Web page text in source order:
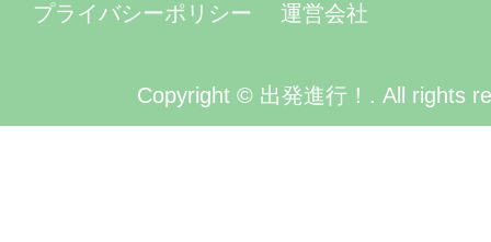
プライバシーポリシー 運営会社
Copyright © 出発進行！. All rights